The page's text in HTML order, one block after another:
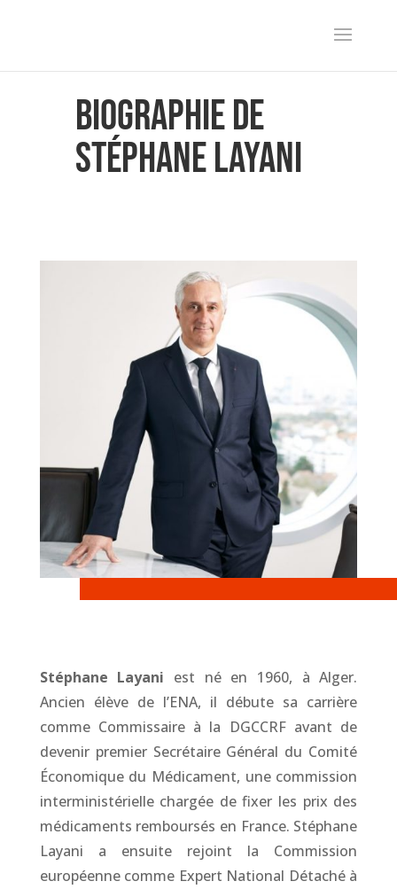
BIOGRAPHIE DE
STÉPHANE LAYANI
Stéphane Layani est né en 1960, à Alger.
Ancien élève de l’ENA, il débute sa carrière
comme Commissaire à la DGCCRF avant de
devenir premier Secrétaire Général du Comité
Économique du Médicament, une commission
interministérielle chargée de fixer les prix des
médicaments remboursés en France. Stéphane
Layani a ensuite rejoint la Commission
européenne comme Expert National Détaché à